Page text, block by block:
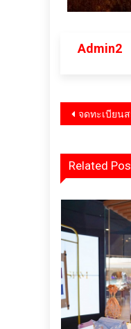
Admin2
แนะแ
จดทะเบียนสมรส
Related